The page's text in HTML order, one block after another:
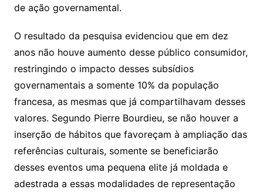
de ação governamental.
O resultado da pesquisa evidenciou que em dez
anos não houve aumento desse público consumidor,
restringindo o impacto desses subsídios
governamentais a somente 10% da população
francesa, as mesmas que já compartilhavam desses
valores. Segundo Pierre Bourdieu, se não houver a
inserção de hábitos que favoreçam à ampliação das
referências culturais, somente se beneficiarão
desses eventos uma pequena elite já moldada e
adestrada a essas modalidades de representação